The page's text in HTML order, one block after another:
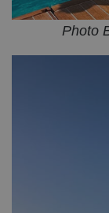
Photo